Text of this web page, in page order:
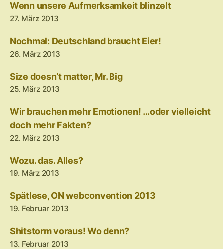
Wenn unsere Aufmerksamkeit blinzelt
27. März 2013
Nochmal: Deutschland braucht Eier!
26. März 2013
Size doesn’t matter, Mr. Big
25. März 2013
Wir brauchen mehr Emotionen! …oder vielleicht
doch mehr Fakten?
22. März 2013
Wozu. das. Alles?
19. März 2013
Spätlese, ON webconvention 2013
19. Februar 2013
Shitstorm voraus! Wo denn?
13. Februar 2013